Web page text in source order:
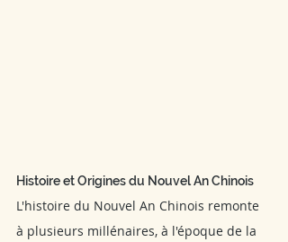
Histoire et Origines du Nouvel An Chinois
L'histoire du Nouvel An Chinois remonte
à plusieurs millénaires, à l'époque de la